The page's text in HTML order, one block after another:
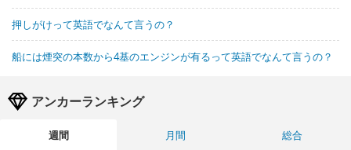
押しがけって英語でなんて言うの？
船には煙突の本数から4基のエンジンが有るって英語でなんて言うの？
アンカーランキング
週間 月間
総合